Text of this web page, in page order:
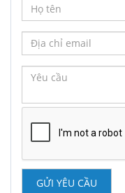
GỬI YÊU CẦU